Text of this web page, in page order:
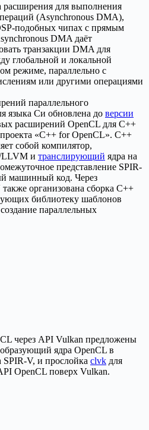
расширения для выполнения
(Asynchronous DMA),
подобных чипах с прямым
DMA даёт
транзакции DMA для
глобальной и локальной
режиме, параллельно с
или другими операциями
параллельного
языка Си обновлена до версии
расширений OpenCL для C++
«C++ for OpenCL». C++
собой компилятор,
LLVM и транслирующий ядра на
представление SPIR-
машинный код. Через
организована сборка С++
библиотеку шаблонов
параллельных
через API Vulkan предложены
ядра OpenCL в
SPIR-V, и прослойка clvk для
OpenCL поверх Vulkan.